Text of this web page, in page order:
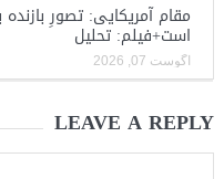
مقام آمریکایی: تصورِ
است+فیلم: تحلیل
آگوست 07, 2026
LEAVE A REPLY